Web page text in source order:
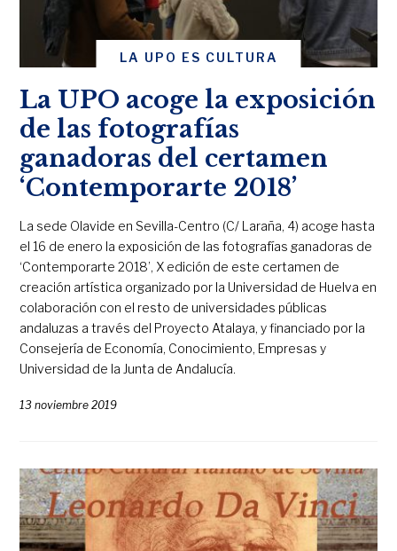
LA UPO ES CULTURA
La UPO acoge la exposición
de las fotografías
ganadoras del certamen
‘Contemporarte 2018’
La sede Olavide en Sevilla-Centro (C/ Laraña, 4) acoge hasta
el 16 de enero la exposición de las fotografías ganadoras de
‘Contemporarte 2018’, X edición de este certamen de
creación artística organizado por la Universidad de Huelva en
colaboración con el resto de universidades públicas
andaluzas a través del Proyecto Atalaya, y financiado por la
Consejería de Economía, Conocimiento, Empresas y
Universidad de la Junta de Andalucía.
13 noviembre 2019